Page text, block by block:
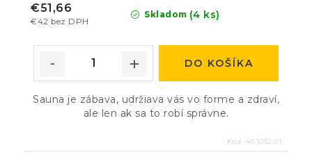
Skladom (4 ks)
€42 bez DPH
€51,66
DO KOŠÍKA
Sauna je zábava, udržiava vás vo forme a zdraví,
ale len ak sa to robí správne.
Kód: 40.1052.01